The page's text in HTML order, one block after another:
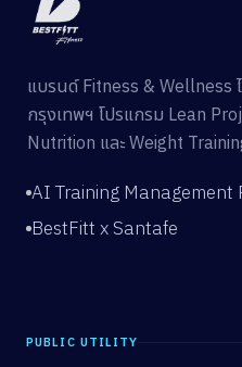
แบรนด์ Fitness & Wellness
กรุงเทพฯ โปรแกรม Lean
Nutrition และ Weight
AI Training Management
BestFitt x Santafe
PUBLIC UTILITY